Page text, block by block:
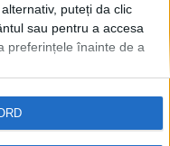
puteți da clic
sau pentru a accesa
preferințele înainte de a